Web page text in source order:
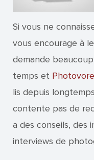
Si vous ne
vous encourage à
demande
temps et Photovore
lis depuis
contente pas de
a des conseils, des
interviews de